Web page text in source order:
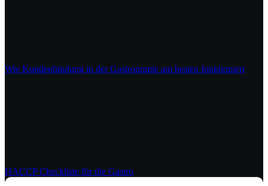
Wie Kundenbindung in der Gastronomie am besten funktioniert
HACCP Checkliste für die Gastro